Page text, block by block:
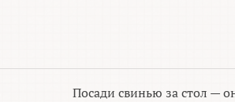
Посади свинью за стол —